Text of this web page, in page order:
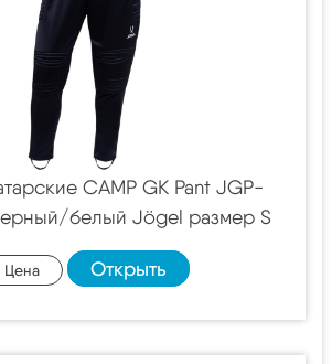
CAMP GK Pant JGP-
белый Jögel размер S
Цена Открыть